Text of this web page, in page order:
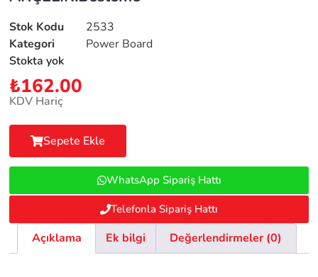
Stok Kodu
2533
Kategori
Power Board
Stokta yok
₺162.00
KDV Hariç
Sepete Ekle
WhatsApp Sipariş Hattı
Telefonla Sipariş Hattı
Açıklama Ek bilgi Değerlendirmeler (0)